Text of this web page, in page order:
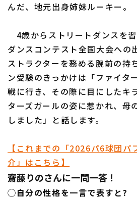
んだ、地元出身姉妹ルーキー。
4歳からストリートダンスを
ダンスコンテスト全国大会への
ストラクターを務める腕前の持
ン受験のきっかけは「ファイタ
戦に行き、その際に目にしたキ
ターズガールの姿に惹かれ、母
しました」と話します。
【これまでの「2026パ6球団パ
介」はこちら】
齋藤りのさんに一問一答！
◯自分の性格を一言で表すと?